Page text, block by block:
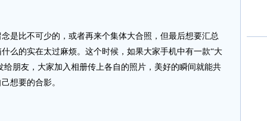
比不可少的，或者再来个集体大合照，但最后想要汇总
么的实在太过麻烦。这个时候，如果大家手机中有一款“大
给朋友，大家加入相册传上各自的照片，美好的瞬间就能共
想要的合影。